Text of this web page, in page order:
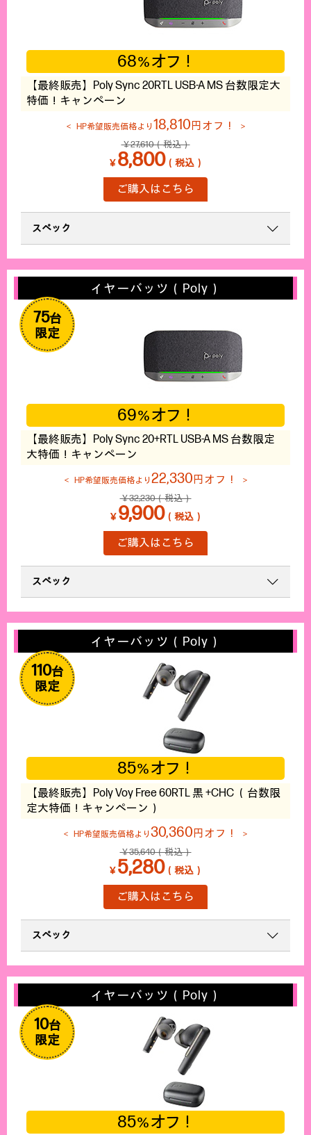
68％オフ！
【最終販売】Poly Sync 20RTL USB-A MS 台数限定大
特価！キャンペーン
HP希望販売価格より18,810 円オフ！
￥27,610（税込）
￥8,800（税込）
ご購入はこちら
スペック
イヤーバッツ（Poly）
75台
限定
69％オフ！
【最終販売】Poly Sync 20+RTL USB-A MS 台数限定
大特価！キャンペーン
HP希望販売価格より22,330 円オフ！
￥32,230（税込）
￥9,900（税込）
ご購入はこちら
スペック
イヤーバッツ（Poly）
110台
限定
85％オフ！
【最終販売】Poly Voy Free 60RTL 黒 +CHC （台数限
定大特価！キャンペーン）
HP希望販売価格より30,360 円オフ！
￥35,640（税込）
￥5,280（税込）
ご購入はこちら
スペック
イヤーバッツ（Poly）
10台
限定
85％オフ！